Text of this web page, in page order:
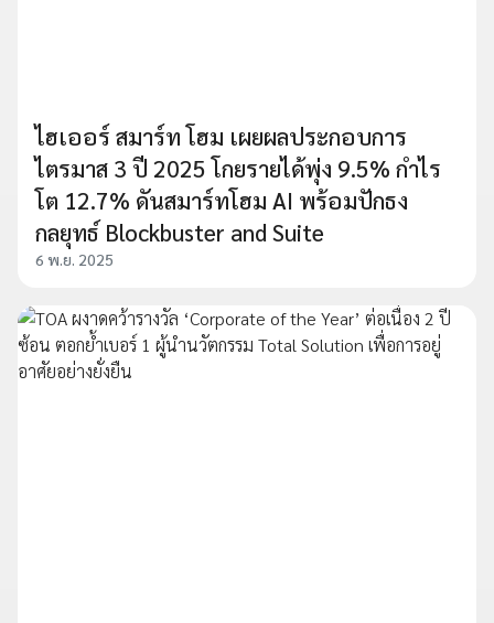
ไฮเออร์ สมาร์ท โฮม เผยผลประกอบการ
ไตรมาส 3 ปี 2025 โกยรายได้พุ่ง 9.5% กำไร
โต 12.7% ดันสมาร์ทโฮม AI พร้อมปักธง
กลยุทธ์ Blockbuster and Suite
6 พ.ย. 2025